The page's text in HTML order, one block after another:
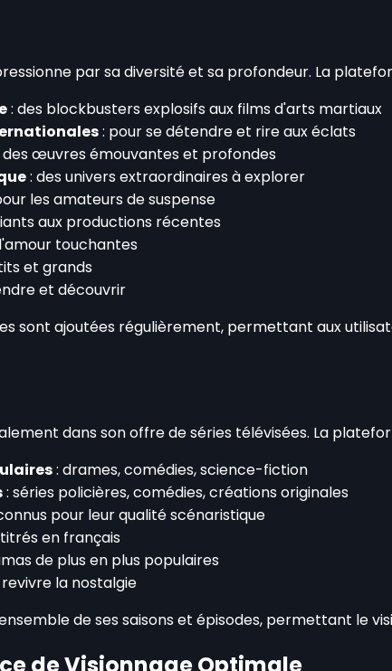
par sa diversité et sa profondeur. La
: des blockbusters explosifs aux films d'arts martiaux
: pour se détendre et rire aux éclats
des œuvres émouvantes et profondes
: des univers extraordinaires à explorer
les amateurs de suspense
aux productions récentes
touchantes
et grands
et découvrir
sont ajoutées régulièrement, permettant aux
dans son offre de séries télévisées. La
: drames, comédies, science-fiction
: séries policières, comédies, créations originales
pour leur qualité scénaristique
en français
de plus en plus populaires
la nostalgie
de ses saisons et épisodes, permettant le
de Visionnage Optimale